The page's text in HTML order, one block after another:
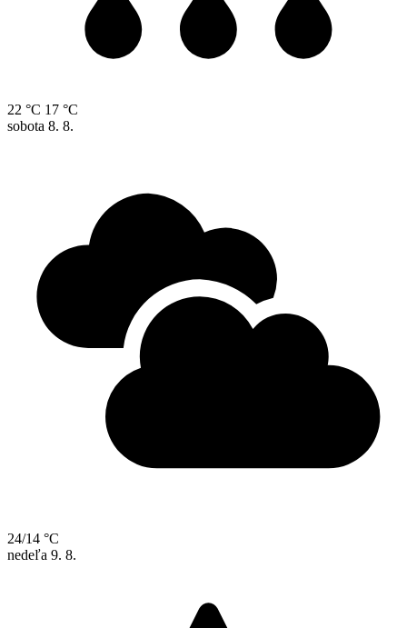
22 °C 17 °C
sobota 8. 8.
24/14 °C
nedeľa 9. 8.